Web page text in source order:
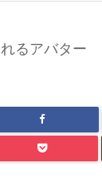
るアバター